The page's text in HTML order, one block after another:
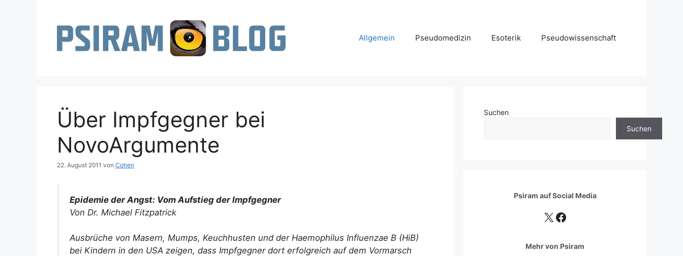
Allgemein Pseudomedizin Esoterik Pseudowissenschaft
Über Impfgegner bei
NovoArgumente
22. August 2011 von Cohen
Epidemie der Angst: Vom Aufstieg der Impfgegner
Von Dr. Michael Fitzpatrick
Ausbrüche von Masern, Mumps, Keuchhusten und der Haemophilus Influenzae B (HiB)
bei Kindern in den USA zeigen, dass Impfgegner dort erfolgreich auf dem Vormarsch
Suchen
Suchen
Psiram aufSocial Media
X Facebook
Mehr von Psiram